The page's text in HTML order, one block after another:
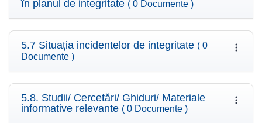
în planul de integritate ( 0 Documente )
5.7 Situația incidentelor de integritate ( 0
Documente )
5.8. Studii/ Cercetări/ Ghiduri/ Materiale
informative relevante ( 0 Documente )